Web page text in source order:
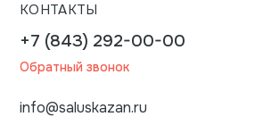
КОНТАКТЫ
+7 (843) 292-00-00
Обратный звонок
info@saluskazan.ru